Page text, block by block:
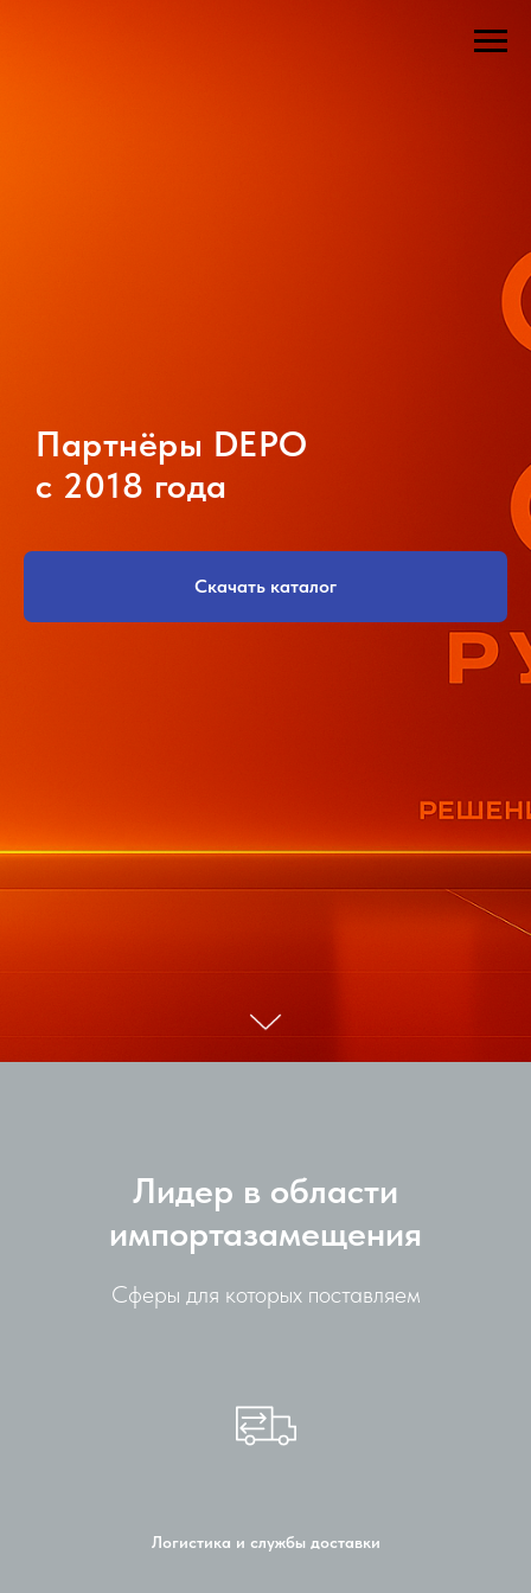
Партнёры DEPO
c 2018 года
Скачать каталог
Лидер в области
импортазамещения
Сферы для которых поставляем
Логистика и службы доставки